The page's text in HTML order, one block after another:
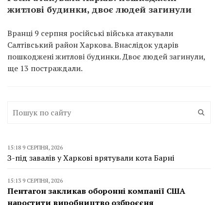
житлові будинки, двоє людей загинули
Вранці 9 серпня російські війська атакували
Салтівський район Харкова. Внаслідок ударів
пошкоджені житлові будинки. Двоє людей загинули,
ще 13 постраждали.
15:18 9 СЕРПНЯ, 2026
З-під завалів у Харкові врятували кота Барні
15:13 9 СЕРПНЯ, 2026
Пентагон закликав оборонні компанії США
наростити виробництво озброєєня